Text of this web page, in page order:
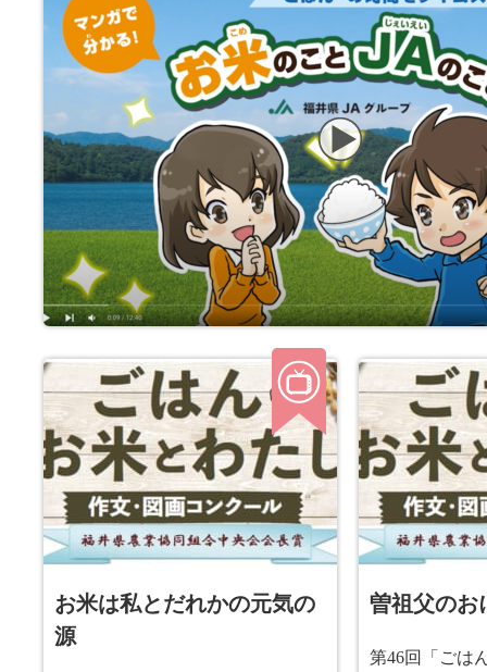
お米は私とだれかの元気の
源
曽祖父のお
第46回「ごは